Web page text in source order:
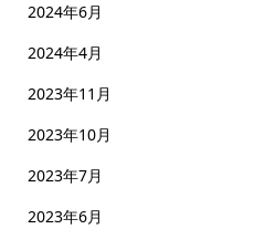
2024年6月
2024年4月
2023年11月
2023年10月
2023年7月
2023年6月